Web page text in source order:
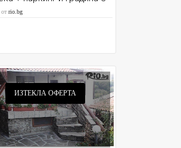
от Шаркова къща
отrio.bg
ИЗТЕКЛА ОФЕРТА